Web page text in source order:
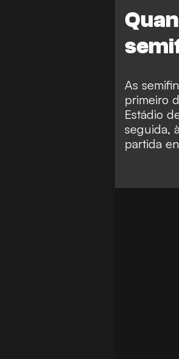
As
primeiro
Estádio
seguida,
partida